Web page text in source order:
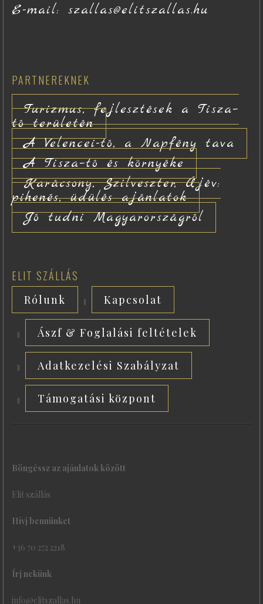
E-mail: szallas@elitszallas.hu
PARTNEREKNEK
Turizmus, fejlesztések a Tisza–
tó területén
A Velencei-tó, a Napfény tava
A Tisza–tó és környéke
Karácsony, Szilveszter, Újév:
pihenés, üdülés ajánlatok
Jó tudni Magyarországról
ELIT SZÁLLÁS
Rólunk Kapcsolat
Ászf & Foglalási feltételek
Adatkezelési Szabályzat
Támogatási központ
Böngéssz az ajánlatok között
Elit szállás
Hívj bennünket
+36 70 272 2218
Írj nekünk
info@elitszallas.hu